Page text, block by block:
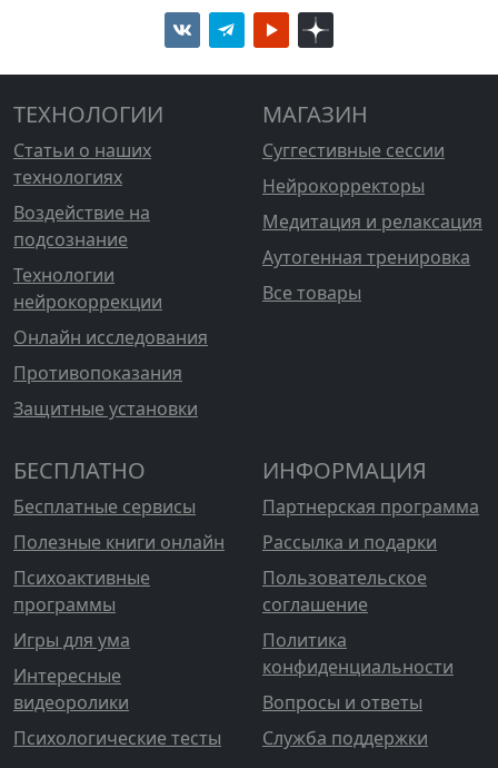
ТЕХНОЛОГИИ
Статьи о наших
технологиях
Воздействие на
подсознание
Технологии
нейрокоррекции
Онлайн исследования
Противопоказания
Защитные установки
МАГАЗИН
Суггестивные сессии
Нейрокорректоры
Медитация и релаксация
Аутогенная тренировка
Все товары
БЕСПЛАТНО
Бесплатные сервисы
Полезные книги онлайн
Психоактивные
программы
Игры для ума
Интересные
видеоролики
Психологические тесты
ИНФОРМАЦИЯ
Партнерская программа
Рассылка и подарки
Пользовательское
соглашение
Политика
конфиденциальности
Вопросы и ответы
Служба поддержки